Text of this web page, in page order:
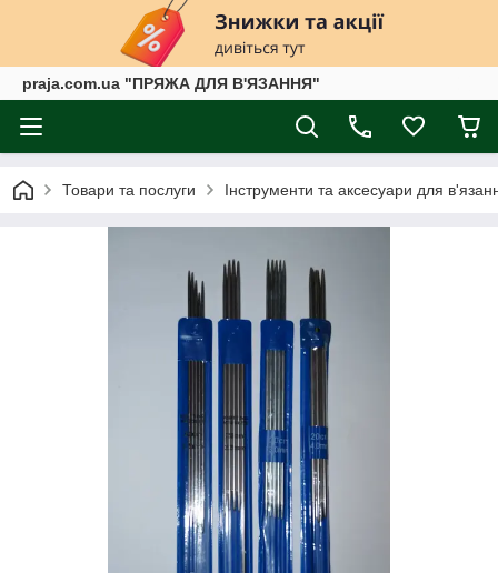
praja.com.ua "ПРЯЖА ДЛЯ В'ЯЗАННЯ"
Товари та послуги Інструменти та аксесуари для